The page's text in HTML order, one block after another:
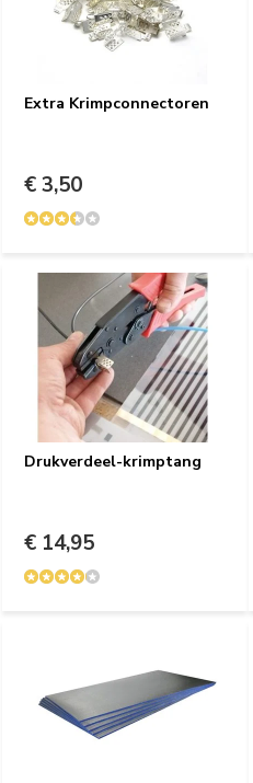
Extra Krimpconnectoren
€ 3,50
Drukverdeel-krimptang
€ 14,95